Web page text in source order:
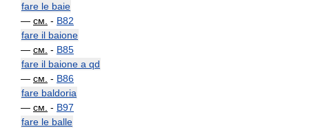
fare le baie
— см. - B82
fare il baione
— см. - B85
fare il baione a qd
— см. - B86
fare baldoria
— см. - B97
fare le balle